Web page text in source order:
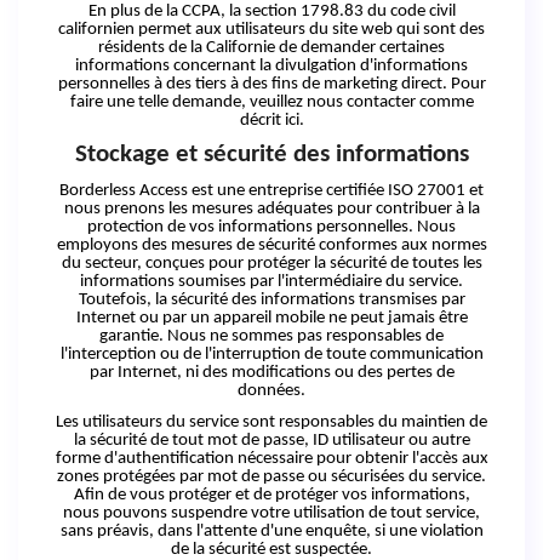
En plus de la CCPA, la section 1798.83 du code civil
californien permet aux utilisateurs du site web qui sont des
résidents de la Californie de demander certaines
informations concernant la divulgation d'informations
personnelles à des tiers à des fins de marketing direct. Pour
faire une telle demande, veuillez nous contacter comme
décrit ici.
Stockage etsécurité des informations
Borderless Access est une entreprise certifiée ISO 27001 et
nous prenons les mesures adéquates pour contribuer à la
protection de vos informations personnelles. Nous
employons des mesures de sécurité conformes aux normes
du secteur, conçues pour protéger la sécurité de toutes les
informations soumises par l'intermédiaire du service.
Toutefois, la sécurité des informations transmises par
Internet ou par un appareil mobile ne peut jamais être
garantie. Nous ne sommes pas responsables de
l'interception ou de l'interruption de toute communication
par Internet, ni des modifications ou des pertes de
données.
Les utilisateurs du service sont responsables du maintien de
la sécurité de tout mot de passe, ID utilisateur ou autre
forme d'authentification nécessaire pour obtenir l'accès aux
zones protégées par mot de passe ou sécurisées du service.
Afin de vous protéger et de protéger vos informations,
nous pouvons suspendre votre utilisation de tout service,
sans préavis, dans l'attente d'une enquête, si une violation
de la sécurité est suspectée.